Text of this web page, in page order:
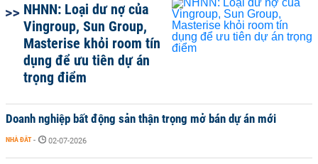
NHNN: Loại dư nợ của
Vingroup, Sun Group,
Masterise khỏi room tín
dụng để ưu tiên dự án
trọng điểm
Doanh nghiệp bất động sản thận trọng mở bán dự án mới
NHÀ ĐẤT - 02-07-2026